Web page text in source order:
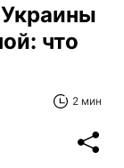
что
2 мин